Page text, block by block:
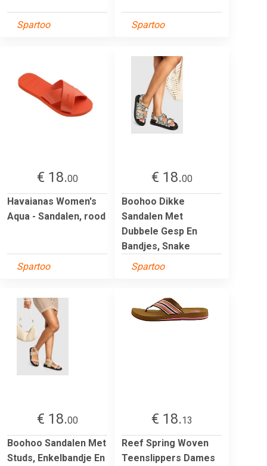
Spartoo Spartoo
€ 18.00
Havaianas Women's
Aqua - Sandalen, rood
Spartoo
€ 18.00
Boohoo Dikke
Sandalen Met
Dubbele Gesp En
Bandjes, Snake
Spartoo
€ 18.00
Boohoo Sandalen Met
Studs, Enkelbandje En
€ 18.13
Reef Spring Woven
Teenslippers Dames